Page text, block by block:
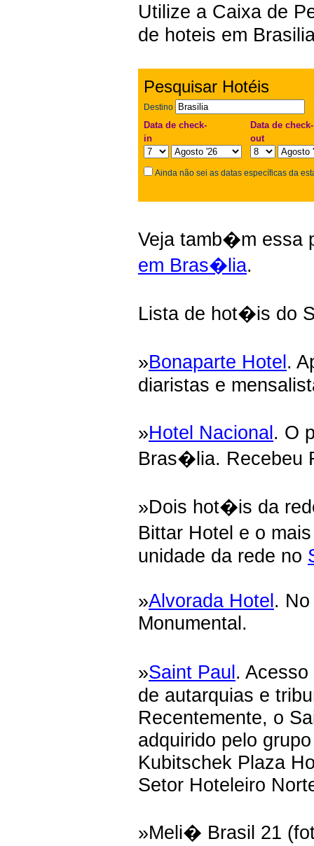
Utilize a Caixa de
de hoteis em
Pesquisar Hotéis
Destino
Data de check-
in
Data de check-
out
Ainda não sei as datas específicas da
Veja tamb�m
em Bras�lia.
Lista de hot�is do
»Bonaparte Hotel.
diaristas e
»Hotel Nacional. O
Bras�lia. Recebeu
»Dois hot�is da
Bittar Hotel e o
unidade da rede no
»Alvorada Hotel.
Monumental.
»Saint Paul.
de autarquias e
Recentemente, o
adquirido pelo
Kubitschek Plaza
Setor Hoteleiro
»Meli� Brasil 21